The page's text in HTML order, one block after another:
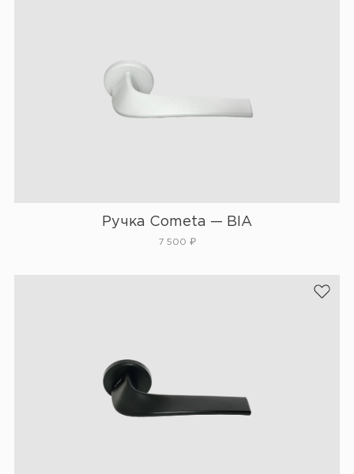
Ручка Cometa — BIA
7 500 ₽